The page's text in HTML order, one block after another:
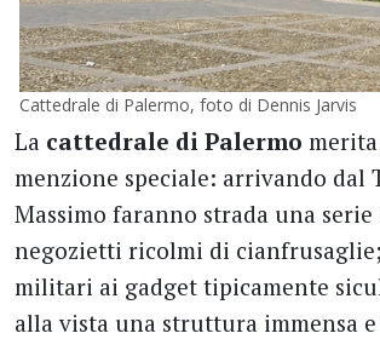
Cattedrale di Palermo, foto di Dennis Jarvis
La cattedrale di Palermo
menzione speciale: arrivando dal
Massimo faranno strada una
negozietti ricolmi di
militari ai gadget tipicamente
alla vista una struttura immensa